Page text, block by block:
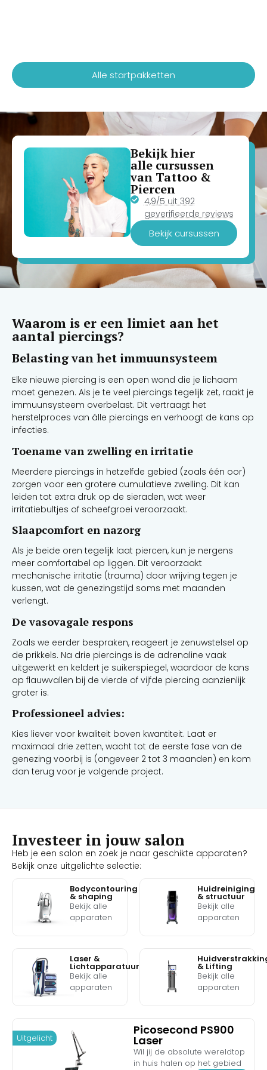
Alle startpakketten
Bekijk hier
alle cursussen
van Tattoo &
Piercen
4,9/5 uit 392
geverifieerde reviews
Bekijk cursussen
Waarom is er een limiet aan het
aantal piercings?
Belasting van het immuunsysteem
Elke nieuwe piercing is een open wond die je lichaam
moet genezen. Als je te veel piercings tegelijk zet, raakt je
immuunsysteem overbelast. Dit vertraagt het
herstelproces van álle piercings en verhoogt de kans op
infecties.
Toename van zwelling en irritatie
Meerdere piercings in hetzelfde gebied (zoals één oor)
zorgen voor een grotere cumulatieve zwelling. Dit kan
leiden tot extra druk op de sieraden, wat weer
irritatiebultjes of scheefgroei veroorzaakt.
Slaapcomfort en nazorg
Als je beide oren tegelijk laat piercen, kun je nergens
meer comfortabel op liggen. Dit veroorzaakt
mechanische irritatie (trauma) door wrijving tegen je
kussen, wat de genezingstijd soms met maanden
verlengt.
De vasovagale respons
Zoals we eerder bespraken, reageert je zenuwstelsel op
de prikkels. Na drie piercings is de adrenaline vaak
uitgewerkt en keldert je suikerspiegel, waardoor de kans
op flauwvallen bij de vierde of vijfde piercing aanzienlijk
groter is.
Professioneel advies:
Kies liever voor kwaliteit boven kwantiteit. Laat er
maximaal drie zetten, wacht tot de eerste fase van de
genezing voorbij is (ongeveer 2 tot 3 maanden) en kom
dan terug voor je volgende project.
Investeer in jouw salon
Heb je een salon en zoek je naar geschikte apparaten?
Bekijk onze uitgelichte selectie:
Bodycontouring
& shaping
Bekijk alle
apparaten
Huidreiniging
& structuur
Bekijk alle
apparaten
Laser &
Lichtapparatuur
Bekijk alle
apparaten
& Lifting
Bekijk alle
apparaten
Picosecond PS900
Laser
Wil jij de absolute wereldtop
in huis halen op het gebied
Uitgelicht